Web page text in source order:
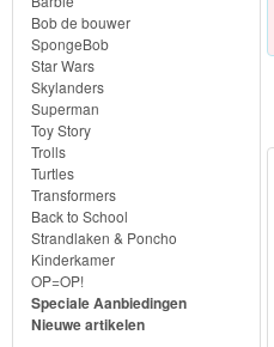
Patrol
Fireman
Sam
Magische
Eenhoorn
Mickey
&
Minnie
Bob de bouwer
SpongeBob
Star Wars
Skylanders
Superman
Toy Story
Trolls
Turtles
Transformers
Back to School
Strandlaken & Poncho
Kinderkamer
OP=OP!
Speciale Aanbiedingen
Nieuwe artikelen